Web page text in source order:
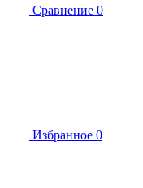
Сравнение 0
Избранное 0